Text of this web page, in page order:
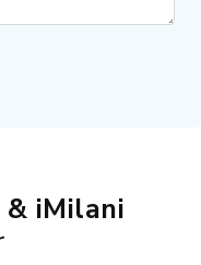
& iMilani